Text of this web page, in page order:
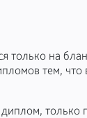
только на
тем,
только